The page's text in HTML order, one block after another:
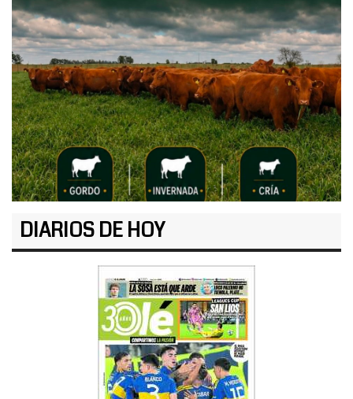
DIARIOS DE HOY